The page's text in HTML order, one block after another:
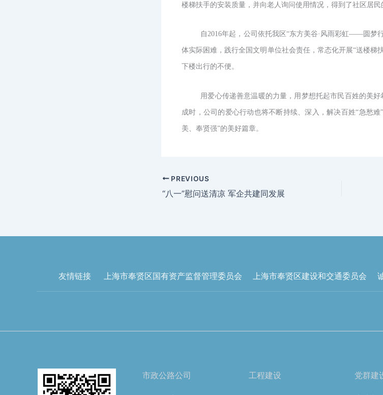
楼梯扶手的安装质量，并向老人询问使用情况，得到了社区居民
自2016年起，公司依托我区“东方美谷·风雨彩虹——圆梦
体实际困难，践行全国文明单位社会责任，常态化开展“送楼梯
下楼出行的不便。
用爱心传递善意温暖的力量，用梦想托起市民百姓的美好
成时，公司的爱心行动也将不断持续、深入，解决百姓“急愁难
美、奉贤强”的美好篇章。
PREVIOUS
“八一”慰问送清凉 军企共建同发展
友情链接 上海市奉贤区国有资产监督管理委员会 上海市奉贤区建设和交通委员会
市政公路公司 工程建设 党群建